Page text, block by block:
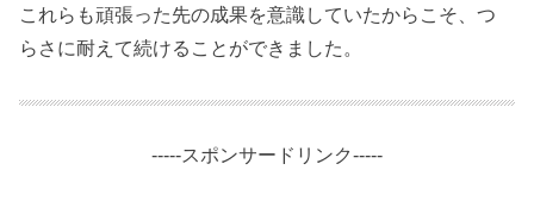
これらも頑張った先の成果を意識していたからこそ、つ
らさに耐えて続けることができました。
-----スポンサードリンク-----